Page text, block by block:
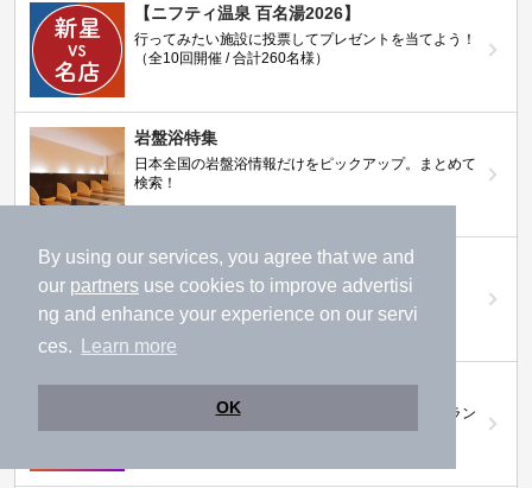
By using our services, you agree that we and
our partners use cookies to improve advertisi
ng and enhance your experience on our servi
ces.
Learn more
OK
【ニフティ温泉 百名湯2026】
行ってみたい施設に投票してプレゼントを当てよう！
（全10回開催 / 合計260名様）
岩盤浴特集
日本全国の岩盤浴情報だけをピックアップ。まとめて
検索！
ニフティ温泉ニュース
温泉にもっと行きたくなる！お得な情報を掲載中
ニフティ温泉 おふろパス
温浴施設をお得に楽しめるサブスクリプションプラン